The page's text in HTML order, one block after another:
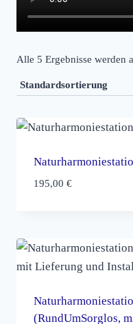
Alle 5 Ergebnisse werden
195,00 €
(RundUmSorglos,